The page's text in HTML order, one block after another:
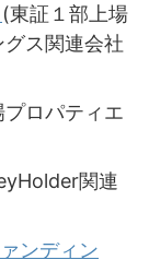
(東証１部上場
ス関連会社
プロパティエ
関連
ンディン